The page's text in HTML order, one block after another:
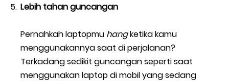
Lebih tahan guncangan
Pernahkah laptopmu hangketika kamu
menggunakannya saat di perjalanan?
Terkadang sedikit guncangan seperti saat
menggunakan laptop di mobil yang sedang